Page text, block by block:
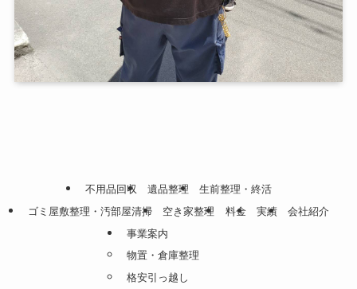
不用品回収 遺品整理
生前整理・終活
ゴミ屋敷整理・汚部屋清掃
空き家整理 料金 実績
会社紹介
事業案内
物置・倉庫整理
格安引っ越し